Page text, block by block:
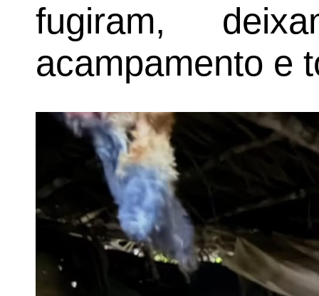
fugiram,
acampamento e